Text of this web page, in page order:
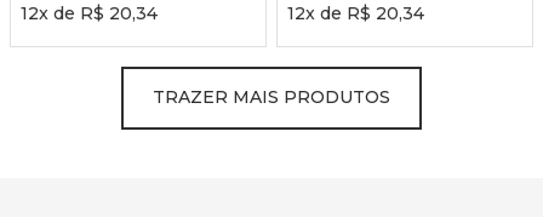
12x de R$ 20,34
12x de R$ 20,34
TRAZER MAIS PRODUTOS